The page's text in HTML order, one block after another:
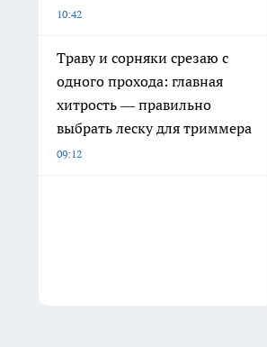
10:42
Траву и сорняки срезаю с
одного прохода: главная
хитрость — правильно
выбрать леску для триммера
09:12